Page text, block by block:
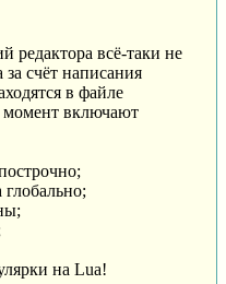
редактора всё-таки не
счёт написания
в файле
момент включают
на Lua!